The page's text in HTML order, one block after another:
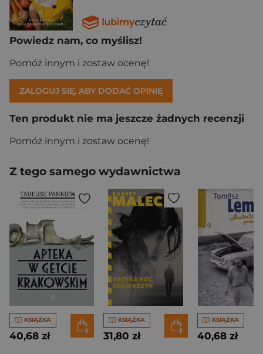
Powiedz nam, co myślisz!
Pomóż innym i zostaw ocenę!
ZALOGUJ SIĘ, ABY DODAĆ OPINIĘ
Ten produkt nie ma jeszcze żadnych recenzji
Pomóż innym i zostaw ocenę!
Z tego samego wydawnictwa
KSIĄŻKA
40,68 zł
KSIĄŻKA
31,80 zł
KSIĄŻKA
40,68 zł